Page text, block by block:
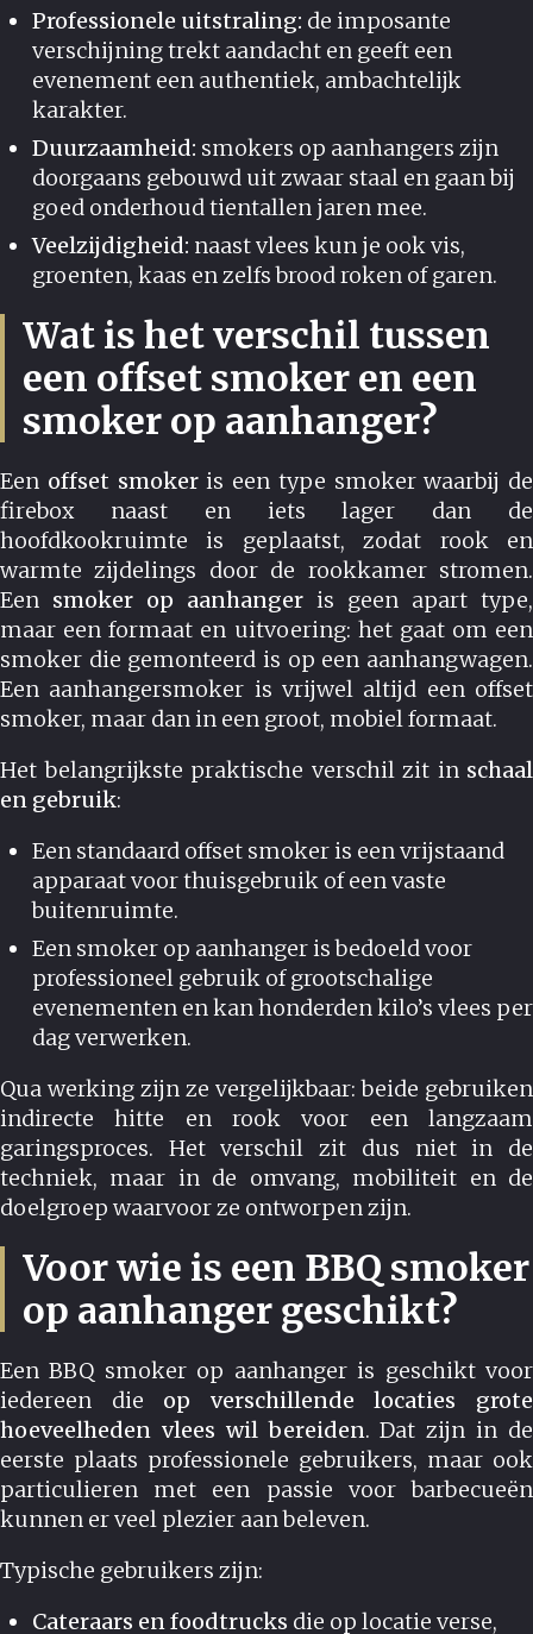
Professionele uitstraling: de imposante
verschijning trekt aandacht en geeft een
evenement een authentiek, ambachtelijk
karakter.
Duurzaamheid: smokers op aanhangers zijn
doorgaans gebouwd uit zwaar staal en gaan bij
goed onderhoud tientallen jaren mee.
Veelzijdigheid: naast vlees kun je ook vis,
groenten, kaas en zelfs brood roken of garen.
Wat is het verschil tussen
een offset smoker en een
smoker op aanhanger?
Een offset smokeris een type smoker waarbij de
firebox naast en iets lager dan de
hoofdkookruimte is geplaatst, zodat rook en
warmte zijdelings door de rookkamer stromen.
Een smoker op aanhanger is geen apart type,
maar een formaat en uitvoering: het gaat om een
smoker die gemonteerd is op een aanhangwagen.
Een aanhangersmoker is vrijwel altijd een offset
smoker, maar dan in een groot, mobiel formaat.
Het belangrijkste praktische verschil zit in schaal
en gebruik:
Een standaard offset smoker is een vrijstaand
apparaat voor thuisgebruik of een vaste
buitenruimte.
Een smoker op aanhanger is bedoeld voor
professioneel gebruik of grootschalige
evenementen en kan honderden kilo’s vlees per
dag verwerken.
Qua werking zijn ze vergelijkbaar: beide gebruiken
indirecte hitte en rook voor een langzaam
garingsproces. Het verschil zit dus niet in de
techniek, maar in de omvang, mobiliteit en de
doelgroep waarvoor ze ontworpen zijn.
Voor wie is een BBQ smoker
op aanhanger geschikt?
Een BBQ smoker op aanhanger is geschikt voor
iedereen die op verschillende locaties grote
hoeveelheden vlees wil bereiden. Dat zijn in de
eerste plaats professionele gebruikers, maar ook
particulieren met een passie voor barbecueën
kunnen er veel plezier aan beleven.
Typische gebruikers zijn:
Cateraars en foodtrucks die op locatie verse,